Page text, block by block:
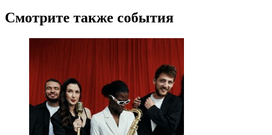
Смотрите также события